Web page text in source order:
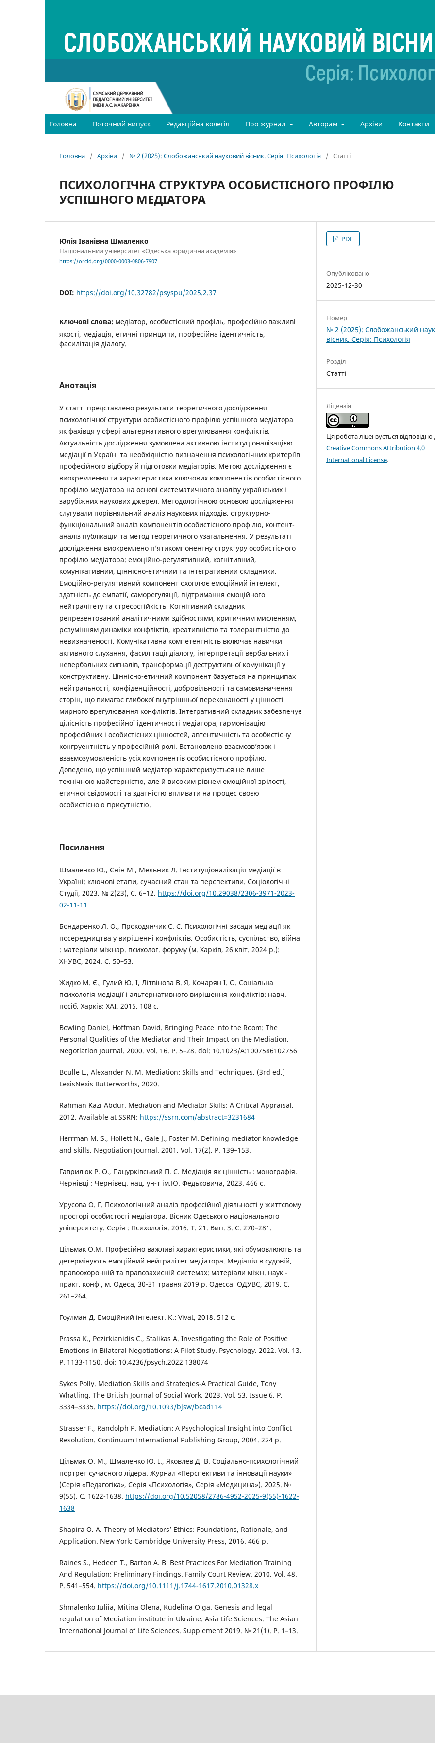
Головна Поточний випуск Редакційна колегія Про журнал Авторам Архіви Контакти
Головна / Архіви / № 2 (2025): Слобожанський науковий вісник. Серія: Психологія / Статті
ПСИХОЛОГІЧНА СТРУКТУРА ОСОБИСТІСНОГО ПРОФІЛЮ
УСПІШНОГО МЕДІАТОРА
Юлія Іванівна Шмаленко
Національний університет «Одеська юридична академія»
https://orcid.org/0000-0003-0806-7907
DOI: https://doi.org/10.32782/psyspu/2025.2.37
Ключові слова: медіатор, особистісний профіль, професійно важливі
якості, медіація, етичні принципи, професійна ідентичність,
фасилітація діалогу.
Анотація
У статті представлено результати теоретичного дослідження
психологічної структури особистісного профілю успішного медіатора
як фахівця у сфері альтернативного врегулювання конфліктів.
Актуальність дослідження зумовлена активною інституціоналізацією
медіації в Україні та необхідністю визначення психологічних критеріїв
професійного відбору й підготовки медіаторів. Метою дослідження є
виокремлення та характеристика ключових компонентів особистісного
профілю медіатора на основі систематичного аналізу українських і
зарубіжних наукових джерел. Методологічною основою дослідження
слугували порівняльний аналіз наукових підходів, структурно-
функціональний аналіз компонентів особистісного профілю, контент-
аналіз публікацій та метод теоретичного узагальнення. У результаті
дослідження виокремлено п’ятикомпонентну структуру особистісного
профілю медіатора: емоційно-регулятивний, когнітивний,
комунікативний, ціннісно-етичний та інтегративний складники.
Емоційно-регулятивний компонент охоплює емоційний інтелект,
здатність до емпатії, саморегуляції, підтримання емоційного
нейтралітету та стресостійкість. Когнітивний складник
репрезентований аналітичними здібностями, критичним мисленням,
розумінням динаміки конфліктів, креативністю та толерантністю до
невизначеності. Комунікативна компетентність включає навички
активного слухання, фасилітації діалогу, інтерпретації вербальних і
невербальних сигналів, трансформації деструктивної комунікації у
конструктивну. Ціннісно-етичний компонент базується на принципах
нейтральності, конфіденційності, добровільності та самовизначення
сторін, що вимагає глибокої внутрішньої переконаності у цінності
мирного врегулювання конфліктів. Інтегративний складник забезпечує
цілісність професійної ідентичності медіатора, гармонізацію
професійних і особистісних цінностей, автентичність та особистісну
конгруентність у професійній ролі. Встановлено взаємозв’язок і
взаємозумовленість усіх компонентів особистісного профілю.
Доведено, що успішний медіатор характеризується не лише
технічною майстерністю, але й високим рівнем емоційної зрілості,
етичної свідомості та здатністю впливати на процес своєю
особистісною присутністю.
Посилання
Шмаленко Ю., Єнін М., Мельник Л. Інституціоналізація медіації в
Україні: ключові етапи, сучасний стан та перспективи. Соціологічні
Студії, 2023. № 2(23), С. 6–12. https://doi.org/10.29038/2306-3971-2023-
02-11-11
Бондаренко Л. О., Прокодянчик С. С. Психологічні засади медіації як
посередництва у вирішенні конфліктів. Особистість, суспільство, війна
: матеріали міжнар. психолог. форуму (м. Харків, 26 квіт. 2024 р.):
ХНУВС, 2024. С. 50–53.
Жидко М. Є., Гулий Ю. І, Літвінова В. Я, Кочарян І. О. Соціальна
психологія медіації і альтернативного вирішення конфліктів: навч.
посіб. Харків: ХАІ, 2015. 108 с.
Bowling Daniel, Hoffman David. Bringing Peace into the Room: The
Personal Qualities of the Mediator and Their Impact on the Mediation.
Negotiation Journal. 2000. Vol. 16. P. 5–28. doi: 10.1023/A:1007586102756
Boulle L., Alexander N. M. Mediation: Skills and Techniques. (3rd ed.)
LexisNexis Butterworths, 2020.
Rahman Kazi Abdur. Mediation and Mediator Skills: A Critical Appraisal.
2012. Available at SSRN: https://ssrn.com/abstract=3231684
Herrman M. S., Hollett N., Gale J., Foster M. Defining mediator knowledge
and skills. Negotiation Journal. 2001. Vol. 17(2). P. 139–153.
Гаврилюк Р. О., Пацурківський П. С. Медіація як цінність : монографія.
Чернівці : Чернівец. нац. ун-т ім.Ю. Федьковича, 2023. 466 с.
Урусова О. Г. Психологічний аналіз професійної діяльності у життєвому
просторі особистості медіатора. Вісник Одеського національного
університету. Серія : Психологія. 2016. Т. 21. Вип. 3. С. 270–281.
Цільмак О.М. Професійно важливі характеристики, які обумовлюють та
детермінують емоційний нейтралітет медіатора. Медіація в судовій,
правоохоронній та правозахисній системах: матеріали міжн. наук.-
практ. конф., м. Одеса, 30-31 травня 2019 р. Одесса: ОДУВС, 2019. С.
261–264.
Гоулман Д. Емоційний інтелект. К.: Vivat, 2018. 512 с.
Prassa K., Pezirkianidis C., Stalikas A. Investigating the Role of Positive
Emotions in Bilateral Negotiations: A Pilot Study. Psychology. 2022. Vol. 13.
P. 1133-1150. doi: 10.4236/psych.2022.138074
Sykes Polly. Mediation Skills and Strategies-A Practical Guide, Tony
Whatling. The British Journal of Social Work. 2023. Vol. 53. Issue 6. P.
3334–3335. https://doi.org/10.1093/bjsw/bcad114
Strasser F., Randolph P. Mediation: A Psychological Insight into Conflict
Resolution. Continuum International Publishing Group, 2004. 224 p.
Цільмак О. М., Шмаленко Ю. І., Яковлев Д. В. Соціально-психологічний
портрет сучасного лідера. Журнал «Перспективи та інновації науки»
(Серія «Педагогіка», Серія «Психологія», Серія «Медицина»). 2025. №
9(55). С. 1622-1638. https://doi.org/10.52058/2786-4952-2025-9(55)-1622-
1638
Shapira O. A. Theory of Mediators’ Ethics: Foundations, Rationale, and
Application. New York: Cambridge University Press, 2016. 466 p.
Raines S., Hedeen T., Barton A. B. Best Practices For Mediation Training
And Regulation: Preliminary Findings. Family Court Review. 2010. Vol. 48.
P. 541–554. https://doi.org/10.1111/j.1744-1617.2010.01328.x
Shmalenko Iuliia, Mitina Olena, Kudelina Olga. Genesis and legal
regulation of Mediation institute in Ukraine. Asia Life Sciences. The Asian
International Journal of Life Sciences. Supplement 2019. № 21(1). Р. 1–13.
PDF
Опубліковано
2025-12-30
Номер
№ 2 (2025): Слобожанський
вісник. Серія: Психологія
Розділ
Статті
Ліцензія
Ця робота ліцензується відповідно
Creative Commons Attribution 4.0
International License.